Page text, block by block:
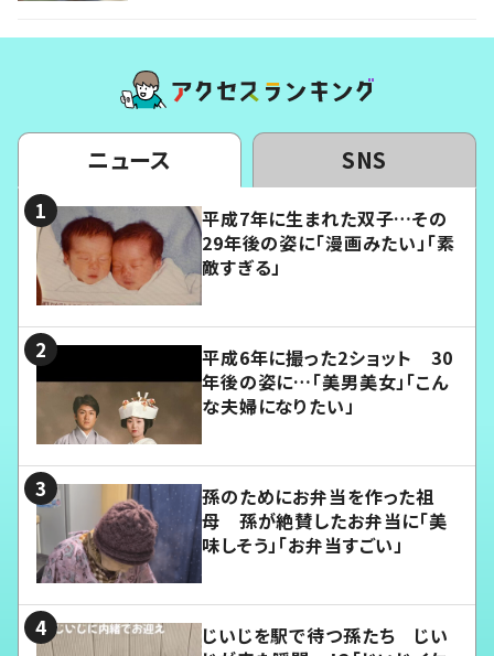
ニュース SNS
平成7年に生まれた双子…その
29年後の姿に「漫画みたい」「素
敵すぎる」
平成6年に撮った2ショット 30
年後の姿に…「美男美女」「こん
な夫婦になりたい」
孫のためにお弁当を作った祖
母 孫が絶賛したお弁当に「美
味しそう」「お弁当すごい」
じいじを駅で待つ孫たち じい